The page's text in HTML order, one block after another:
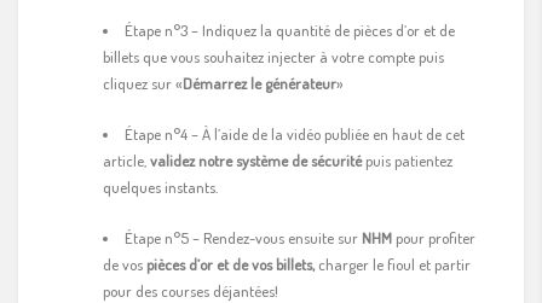
Étape n°3 – Indiquez la quantité de pièces d’or et de
billets que vous souhaitez injecter à votre compte puis
cliquez sur «Démarrez le générateur»
Étape n°4 – À l’aide de la vidéo publiée en haut de cet
article,validez notre système de sécuritépuis patientez
quelques instants.
Étape n°5 – Rendez-vous ensuite sur NHM pour profiter
de vos pièces d’or et de vos billets,charger le fioul et partir
pour des courses déjantées!